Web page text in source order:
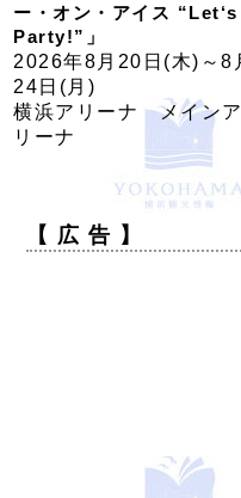
ー・オン・アイス “Let‘s
Party!”」
2026年8月20日(木)～8
24日(月)
横浜アリーナ メインア
リーナ
【 広 告 】